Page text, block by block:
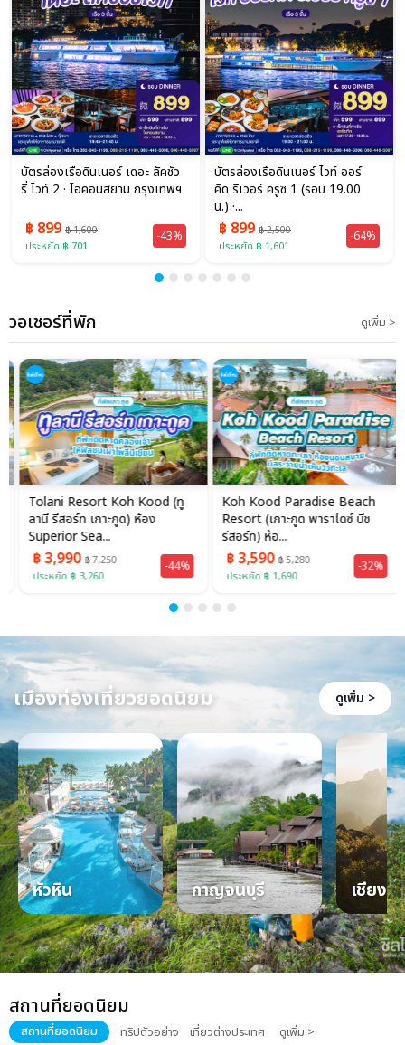
บัตรล่องเรือดินเนอร์ เดอะ ลัคชัว
รี่ ไวท์ 2 · ไอคอนสยาม กรุงเทพฯ
฿ 899 ฿ 1,600
ประหยัด ฿ 701
-43%
บัตรล่องเรือดินเนอร์ ไวท์ ออร์
คิด ริเวอร์ ครูซ 1 (รอบ 19.00
น.) ·...
฿ 899 ฿ 2,500
ประหยัด ฿ 1,601
-64%
วอเชอร์ที่พัก ดูเพิ่ม >
Tolani Resort Koh Kood (ทู
ลานี รีสอร์ท เกาะกูด) ห้อง
Superior Sea...
฿ 3,990฿ 7,250
ประหยัด ฿ 3,260
-44%
Koh Kood Paradise Beach
Resort (เกาะกูด พาราไดซ์ บีช
รีสอร์ท) ห้อ...
฿ 3,590฿ 5,280
ประหยัด ฿ 1,690
-32%
เมืองท่องเที่ยวยอดนิยม ดูเพิ่ม >
หัวหิน กาญจนบุรี เชียงใ
สถานที่ยอดนิยม
สถานที่ยอดนิยม ทริปตัวอย่าง เที่ยวต่างประเทศ ดูเพิ่ม >